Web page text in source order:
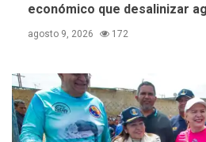
económico que desalinizar
agosto 9, 2026 172